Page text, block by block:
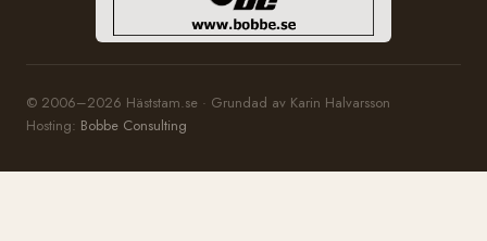
© 2006–2026 Häststam.se · Grundad av Karin Halvarsson
Hosting: Bobbe Consulting